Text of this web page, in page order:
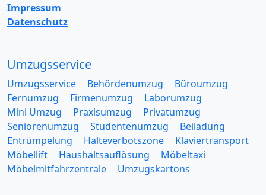
Impressum
Datenschutz
Umzugsservice
Umzugsservice Behördenumzug
Büroumzug
Fernumzug
Firmenumzug
Laborumzug
Mini Umzug
Praxisumzug
Privatumzug
Seniorenumzug
Studentenumzug
Beiladung
Entrümpelung
Halteverbotszone
Klaviertransport
Möbellift
Haushaltsauflösung
Möbeltaxi
Möbelmitfahrzentrale
Umzugskartons